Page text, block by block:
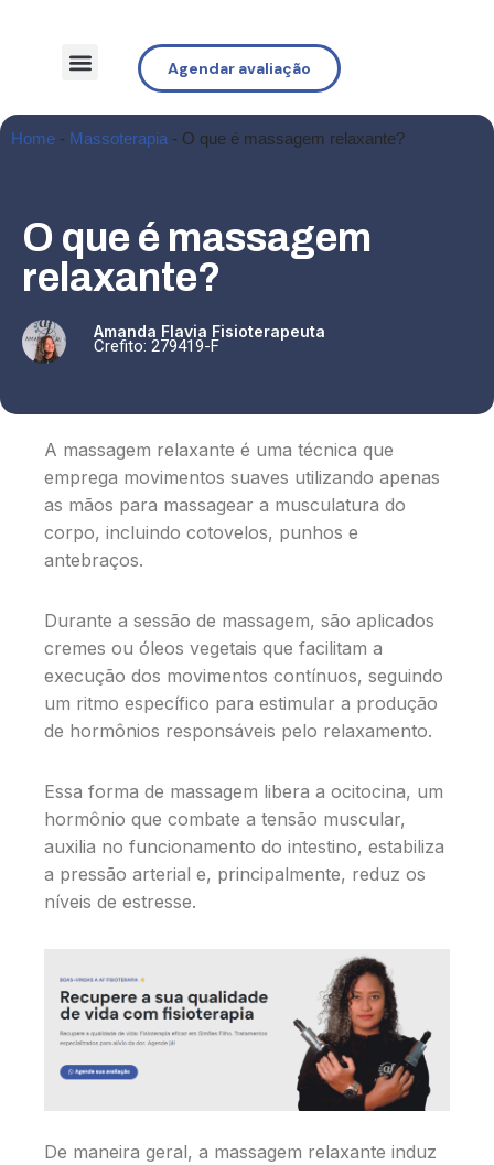
Agendar avaliação
Home - Massoterapia - O que é massagem relaxante?
O que é massagem
relaxante?
Amanda Flavia Fisioterapeuta
Crefito: 279419-F
A massagem relaxante é uma técnica que
emprega movimentos suaves utilizando apenas
as mãos para massagear a musculatura do
corpo, incluindo cotovelos, punhos e
antebraços.
Durante a sessão de massagem, são aplicados
cremes ou óleos vegetais que facilitam a
execução dos movimentos contínuos, seguindo
um ritmo específico para estimular a produção
de hormônios responsáveis pelo relaxamento.
Essa forma de massagem libera a ocitocina, um
hormônio que combate a tensão muscular,
auxilia no funcionamento do intestino, estabiliza
a pressão arterial e, principalmente, reduz os
níveis de estresse.
De maneira geral, a massagem relaxante induz